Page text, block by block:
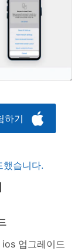
하기
했습니다.
업그레이드